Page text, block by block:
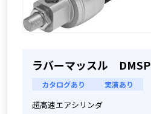
ラバーマッスル DMSP
カタログあり 実演あり
超高速エアシリンダ